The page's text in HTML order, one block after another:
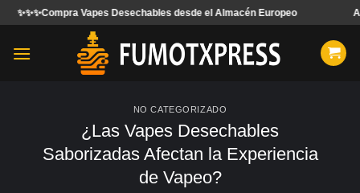
Saltar
al
contenido
Vapes Desechables desde el Almacén Europeo Aceptamos
NO CATEGORIZADO
¿Las Vapes Desechables
Saborizadas Afectan la Experiencia
de Vapeo?